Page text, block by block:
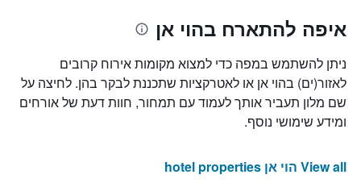
איפה להתארח בהוי אן
ניתן להשתמש במפה כדי למצוא מקומות אירוח קרובים
לאזור(ים) בהוי אן או לאטרקציות שתכננת לבקר בהן. לחיצה על
שם מלון תעביר אותך לעמוד עם תמחור, חוות דעת של אורחים
ומידע שימושי נוסף.
View all הוי אן hotel properties